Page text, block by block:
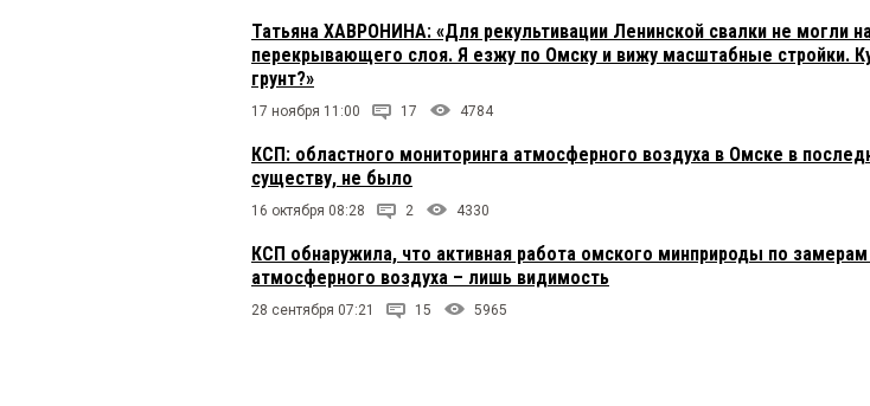
Татьяна ХАВРОНИНА: «Для рекультивации Ленинской свалки не могли
перекрывающего слоя. Я езжу по Омску и вижу масштабные стройки.
грунт?»
17 ноября 11:00 17 4784
КСП: областного мониторинга атмосферного воздуха в Омске в
существу, не было
16 октября 08:28 2 4330
КСП обнаружила, что активная работа омского минприроды по замерам
атмосферного воздуха – лишь видимость
28 сентября 07:21 15 5965